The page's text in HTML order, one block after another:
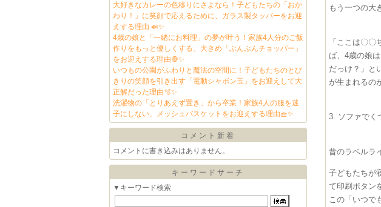
大好きなカレーの色移りにさよなら！子どもたちの「おか
わり！」に笑顔で応えるために、ガラス製タッパーをお迎
えする理由 🍛✨
4歳の娘と「一緒にお料理」の夢が叶う！家族4人分のご飯
作りをもっと優しくする、大きめ「ぶんぶんチョッパー」
をお迎えする理由🧅✨
いつもの公園がふわりと魔法の空間に！子どもたちのとび
きりの笑顔を引き出す「電動シャボン玉」をお迎えして大
正解だった理由🫧✨
洗濯物の「とりあえず置き」から卒業！家族4人の服を迷
子にしない、メッシュバスケットをお迎えする理由🧺✨
コメント新着
コメントに書き込みはありません。
キーワードサーチ
▼キーワード検索
もう一つの大
「ここは〇
ば、4歳の娘
だっけ？」と
が生まれるの
​3. ソファでく
昔のラベルラ
子どもたちが
て印刷ボタン
この「いつで